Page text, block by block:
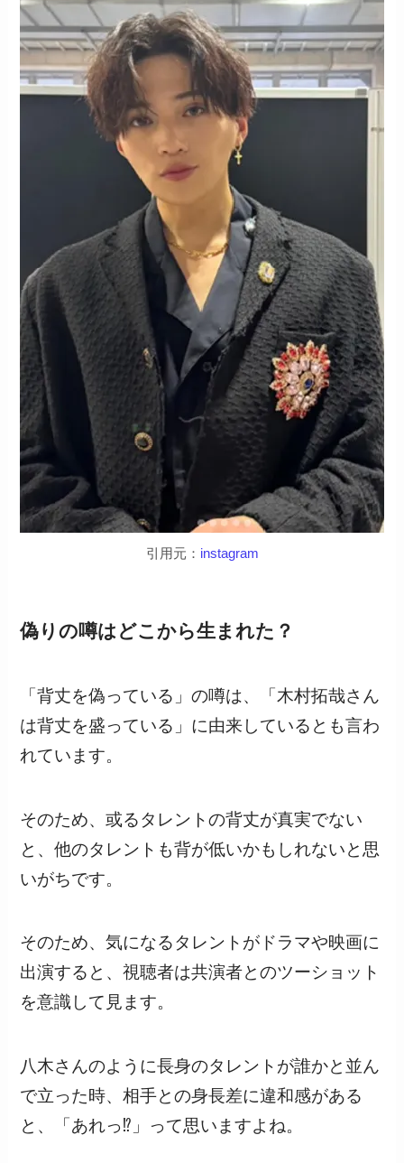
引用元： instagram
偽りの噂はどこから生まれた？
「背丈を偽っている」の噂は、「木村拓哉さん
は背丈を盛っている」に由来しているとも言わ
れています。
そのため、或るタレントの背丈が真実でない
と、他のタレントも背が低いかもしれないと思
いがちです。
そのため、気になるタレントがドラマや映画に
出演すると、視聴者は共演者とのツーショット
を意識して見ます。
八木さんのように長身のタレントが誰かと並ん
で立った時、相手との身長差に違和感がある
と、「あれっ⁉」って思いますよね。